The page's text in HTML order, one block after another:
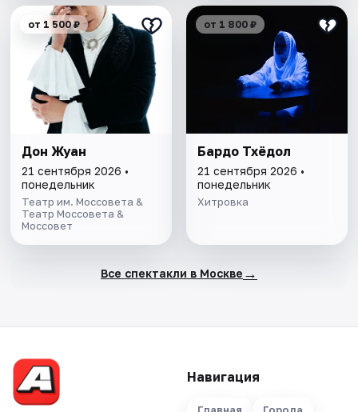
от 1 500 ₽
Дон Жуан
21 сентября 2026 •
понедельник
Театр им. Моссовета &
Театр Моссовета &
Моссовет
от 1 800 ₽
Бардо Тхёдол
21 сентября 2026 •
понедельник
Хитровка
Все спектакли в Москве →
Навигация